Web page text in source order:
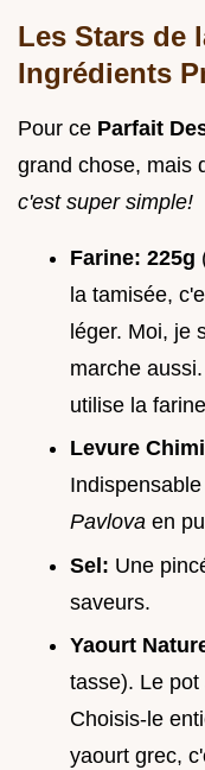
Les Stars de
Ingrédients
Pour ce Parfait
grand chose, mais
c'est super simple!
Farine: 225g
la tamisée,
léger. Moi, je
marche
utilise la
Levure
Pavlova en
Sel: Une
saveurs.
Yaourt
tasse). Le
Choisis-le
yaourt grec,